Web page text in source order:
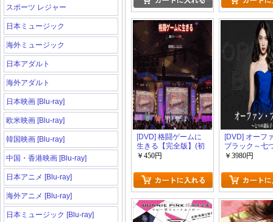
スポーツ レジャー
日本ミュージック
海外ミュージック
日本アダルト
海外アダルト
日本映画 [Blu-ray]
欧米映画 [Blu-ray]
韓国映画 [Blu-ray]
中国・香港映画 [Blu-ray]
日本アニメ [Blu-ray]
海外アニメ [Blu-ray]
日本ミュージック [Blu-ray]
[DVD] 格闘ゲームに
生きる【完全版】(初
回生産限定版)
￥450円
[DVD] オーフ
ブラック～七
伝子～【完全
￥3980円